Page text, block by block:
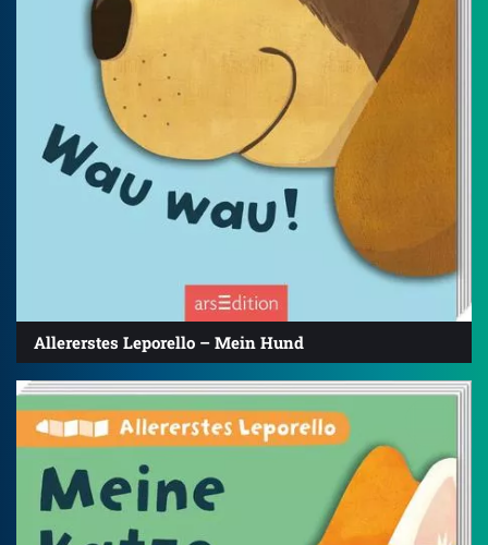
Allererstes Leporello – Mein Hund